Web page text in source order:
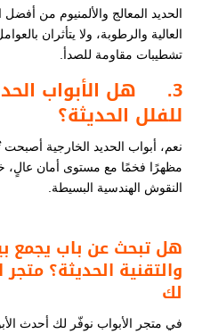
الحديد المعالج والألمنيوم من أفضل
العالية والرطوبة، ولا يتأثران
تشطيبات مقاومة للصدأ.
3. هل الأبواب
للفلل الحديثة؟
نعم، أبواب الحديد الخارجية
مظهرًا فخمًا مع مستوى أمان عالٍ،
النقوش الهندسية البسيطة.
هل تبحث عن باب يجمع
والتقنية الحديثة؟
لك
في متجر الأبواب نوفّر لك أحدث